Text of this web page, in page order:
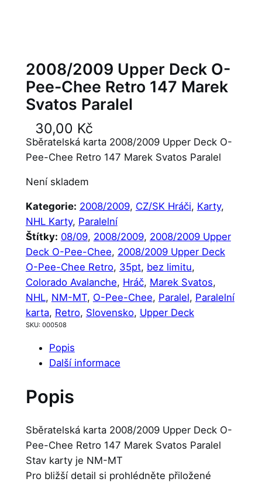
2008/2009 Upper Deck O-
Pee-Chee Retro 147 Marek
Svatos Paralel
30,00 Kč
Sběratelská karta 2008/2009 Upper Deck O-
Pee-Chee Retro 147 Marek Svatos Paralel
Není skladem
Kategorie: 2008/2009, CZ/SK Hráči, Karty
NHL Karty, Paralelní
Štítky: 08/09, 2008/2009, 2008/2009 Upper
Deck O-Pee-Chee, 2008/2009 Upper Deck
O-Pee-Chee Retro, 35pt, bez limitu
Colorado Avalanche, Hráč, Marek Svatos
NHL, NM-MT, O-Pee-Chee, Paralel, Paralelní
karta, Retro, Slovensko, Upper Deck
SKU: 000508
Popis
Další informace
Popis
Sběratelská karta 2008/2009 Upper Deck O-
Pee-Chee Retro 147 Marek Svatos Paralel
Stav karty je NM-MT
Pro bližší detail si prohlédněte přiložené